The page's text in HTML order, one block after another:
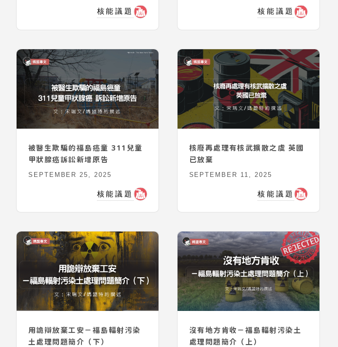
核能議題 核能議題
被醫生欺騙的福島癌童 311兒童
甲狀腺癌訴訟新增原告
SEPTEMBER 25, 2025
核能議題
核廢再處理有核武擴散之虞 英國
已放棄
SEPTEMBER 11, 2025
核能議題
用詭辯放棄工安－福島輻射污染
土處理問題簡介（下）
沒有地方肯收－福島輻射污染土
處理問題簡介（上）